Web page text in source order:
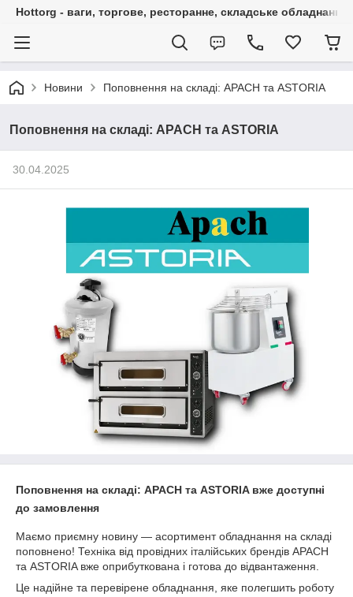
Hottorg - ваги, торгове, ресторанне, складське обладнання
Новини Поповнення на складі: APACH та ASTORIA
Поповнення на складі: APACH та ASTORIA
30.04.2025
Поповнення на складі: APACH та ASTORIA вже доступні
до замовлення
Маємо приємну новину — асортимент обладнання на складі
поповнено! Техніка від провідних італійських брендів APACH
та ASTORIA вже оприбуткована і готова до відвантаження.
Це надійне та перевірене обладнання, яке полегшить роботу